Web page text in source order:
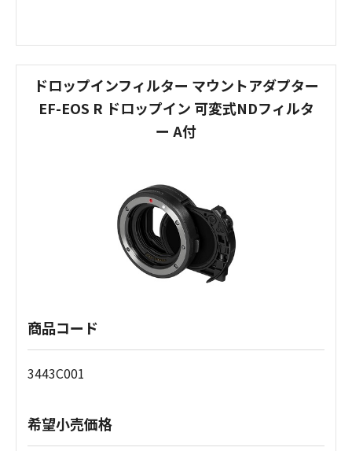
ドロップインフィルター マウントアダプター
EF-EOS R ドロップイン 可変式NDフィルタ
ー A付
商品コード
3443C001
希望小売価格